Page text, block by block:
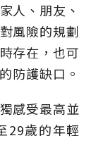
人、朋友、
風險的規劃
存在，也可
防護缺口。
感受最高並
29歲的年輕